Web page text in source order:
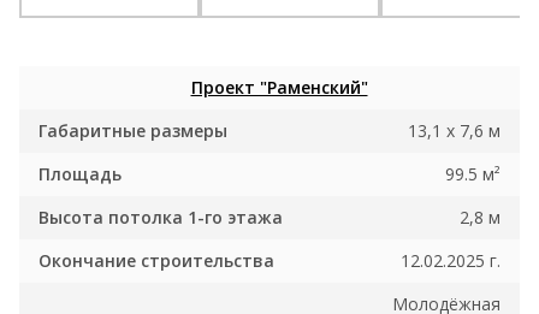
Проект "Раменский"
Габаритные размеры
13,1 x 7,6 м
Площадь
99.5 м²
Высота потолка 1-го этажа
2,8 м
Окончание строительства
12.02.2025 г.
Молодёжная